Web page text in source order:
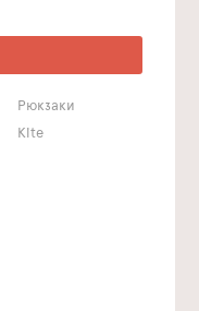
Рюкзаки
Kite